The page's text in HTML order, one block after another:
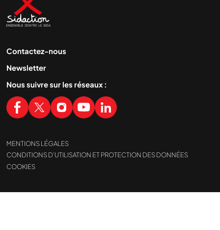
Contactez-nous
Newsletter
Nous suivre sur les réseaux :
MENTIONS LÉGALES
CONDITIONS D’UTILISATION ET PROTECTION DES DONNÉES
COOKIES